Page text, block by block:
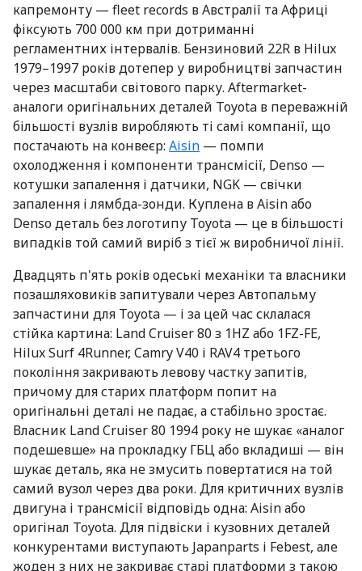
капремонту — fleet records в Австралії та Африці
фіксують 700 000 км при дотриманні
регламентних інтервалів. Бензиновий 22R в Hilux
1979–1997 років дотепер у виробництві запчастин
через масштаби світового парку. Aftermarket-
аналоги оригінальних деталей Toyota в переважній
більшості вузлів виробляють ті самі компанії, що
постачають на конвеєр: Aisin — помпи
охолодження і компоненти трансмісії, Denso —
котушки запалення і датчики, NGK — свічки
запалення і лямбда-зонди. Куплена в Aisin або
Denso деталь без логотипу Toyota — це в більшості
випадків той самий виріб з тієї ж виробничої лінії.
Двадцять п'ять років одеські механіки та власники
позашляховиків запитували через Автопальму
запчастини для Toyota — і за цей час склалася
стійка картина: Land Cruiser 80 з 1HZ або 1FZ-FE,
Hilux Surf 4Runner, Camry V40 і RAV4 третього
покоління закривають левову частку запитів,
причому для старих платформ попит на
оригінальні деталі не падає, а стабільно зростає.
Власник Land Cruiser 80 1994 року не шукає «аналог
подешевше» на прокладку ГБЦ або вкладиші — він
шукає деталь, яка не змусить повертатися на той
самий вузол через два роки. Для критичних вузлів
двигуна і трансмісії відповідь одна: Aisin або
оригінал Toyota. Для підвіски і кузовних деталей
конкурентами виступають Japanparts і Febest, але
жоден з них не закриває старі платформи з такою